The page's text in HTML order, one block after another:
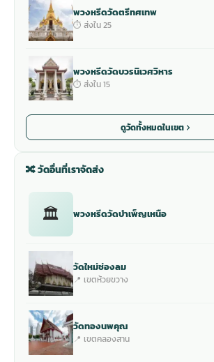
พวงหรีดวัดตรีทศเทพ
⏱ ส่งใน 25
พวงหรีดวัดบวรนิเวศวิหาร
⏱ ส่งใน 15
ดูวัดทั้งหมดในเขต
🔀 วัดอื่นที่เราจัดส่ง
🏛 พวงหรีดวัดบำเพ็ญเหนือ
วัดใหม่ช่องลม
📍 เขตห้วยขวาง
วัดทองนพคุณ
📍 เขตคลองสาน